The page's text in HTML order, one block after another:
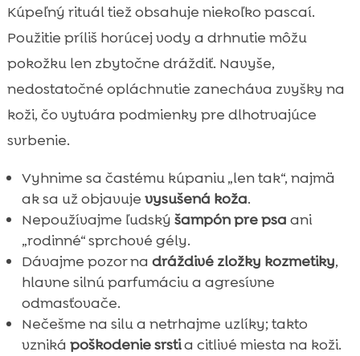
Kúpeľný rituál tiež obsahuje niekoľko pascaí.
Použitie príliš horúcej vody a drhnutie môžu
pokožku len zbytočne dráždiť. Navyše,
nedostatočné opláchnutie zanecháva zvyšky na
koži, čo vytvára podmienky pre dlhotrvajúce
svrbenie.
Vyhnime sa častému kúpaniu „len tak“, najmä
ak sa už objavuje vysušená koža.
Nepoužívajme ľudský šampón pre psa ani
„rodinné“ sprchové gély.
Dávajme pozor na dráždivé zložky kozmetiky,
hlavne silnú parfumáciu a agresívne
odmasťovače.
Nečešme na silu a netrhajme uzlíky; takto
vzniká poškodenie srstia citlivé miesta na koži.